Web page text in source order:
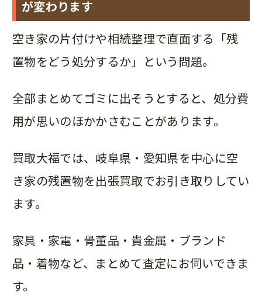
が変わります
空き家の片付けや相続整理で直面する「残
置物をどう処分するか」という問題。
全部まとめてゴミに出そうとすると、処分費
用が思いのほかかさむことがあります。
買取大福では、岐阜県・愛知県を中心に空
き家の残置物を出張買取でお引き取りしてい
ます。
家具・家電・骨董品・貴金属・ブランド
品・着物など、まとめて査定にお伺いできま
す。